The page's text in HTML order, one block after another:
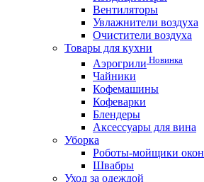
Вентиляторы
Увлажнители воздуха
Очистители воздуха
Товары для кухни
Аэрогрили Новинка
Чайники
Кофемашины
Кофеварки
Блендеры
Аксессуары для вина
Уборка
Роботы-мойщики окон
Швабры
Уход за одеждой